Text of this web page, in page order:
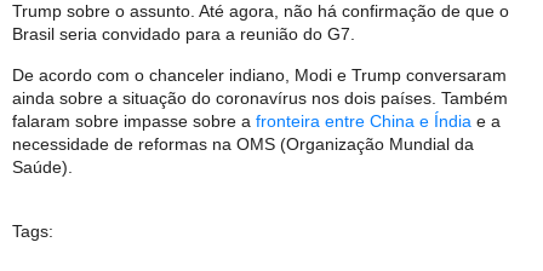
Trump sobre o assunto. Até agora, não há confirmação de que o
Brasil seria convidado para a reunião do G7.
De acordo com o chanceler indiano, Modi e Trump conversaram
ainda sobre a situação do coronavírus nos dois países. Também
falaram sobre impasse sobre a fronteira entre China e Índia e a
necessidade de reformas na OMS (Organização Mundial da
Saúde).
Tags: